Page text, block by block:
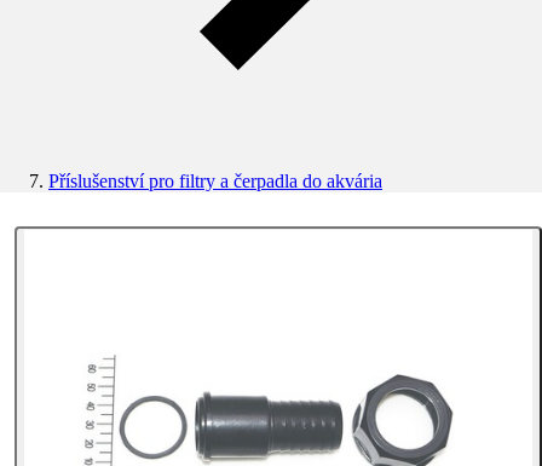
Příslušenství pro filtry a čerpadla do akvária